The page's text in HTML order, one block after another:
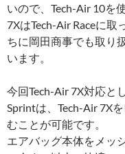
いので、Tech-Air 10を
7XはTech-Air Raceに取
ちに岡田商事でも取り
います。
今回Tech-Air 7X対応と
Sprintは、Tech-Air 7X
むことが可能です。
エアバッグ本体をメッ